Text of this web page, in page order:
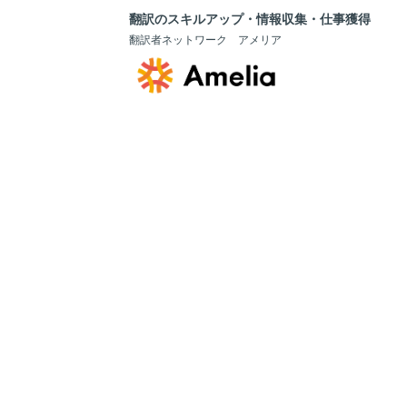
翻訳のスキルアップ・情報収集・仕事獲得
翻訳者ネットワーク アメリア